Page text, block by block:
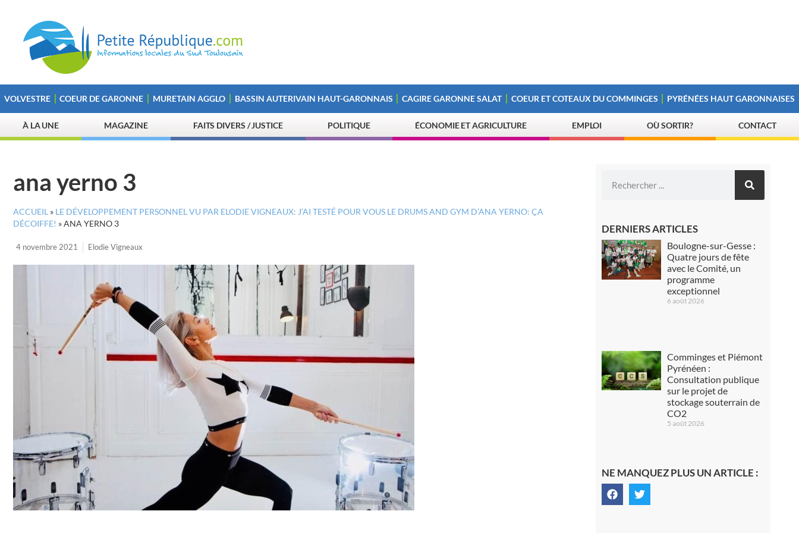
VOLVESTRE COEUR DE GARONNE MURETAIN AGGLO BASSIN AUTERIVAIN HAUT-GARONNAIS CAGIRE GARONNE SALAT COEUR ET COTEAUX DU COMMINGES PYRÉNÉES HAUT GARONNAISES
À LA UNE MAGAZINE FAITS DIVERS / JUSTICE POLITIQUE ÉCONOMIE ET AGRICULTURE EMPLOI OÙ SORTIR? CONTACT
ana yerno 3
ACCUEIL » LE DÉVELOPPEMENT PERSONNEL VU PAR ELODIE VIGNEAUX: J’AI TESTÉ POUR VOUS LE DRUMS AND GYM D’ANA YERNO: ÇA
DÉCOIFFE! »ANA YERNO 3
4 novembre 2021 Elodie Vigneaux
DERNIERS ARTICLES
Boulogne-sur-Gesse :
Quatre jours de fête
avec le Comité, un
programme
exceptionnel
6 août 2026
Comminges et Piémont
Pyrénéen :
Consultation publique
sur le projet de
stockage souterrain de
CO2
5 août 2026
NE MANQUEZ PLUS UN ARTICLE :